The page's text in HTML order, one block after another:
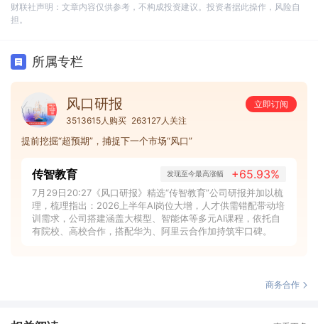
财联社声明：文章内容仅供参考，不构成投资建议。投资者据此操作，风险自
担。
所属专栏
风口研报
立即订阅
3513615人购买 263127人关注
提前挖掘“超预期”，捕捉下一个市场“风口”
传智教育 发现至今最高涨幅 +65.93%
7月29日20:27《风口研报》精选“传智教育”公司研报并加以梳
理，梳理指出：2026上半年AI岗位大增，人才供需错配带动培
训需求，公司搭建涵盖大模型、智能体等多元AI课程，依托自
有院校、高校合作，搭配华为、阿里云合作加持筑牢口碑。
商务合作